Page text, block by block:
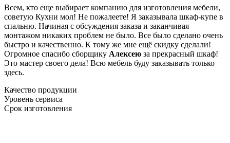
Всем, кто еще выбирает компанию для изготовления мебели,
советую Кухни мол! Не пожалеете! Я заказывала шкаф-купе в
спальню. Начиная с обсуждения заказа и заканчивая
монтажом никаких проблем не было. Все было сделано очень
быстро и качественно. К тому же мне ещё скидку сделали!
Огромное спасибо сборщику Алексею за прекрасный шкаф!
Это мастер своего дела! Всю мебель буду заказывать только
здесь.
Качество продукции
Уровень сервиса
Срок изготовления